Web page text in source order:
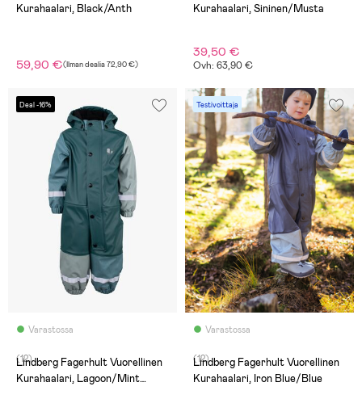
Kurahaalari, Black/Anth
59,90 €(Ilman dealia72,90 €)
Kurahaalari, Sininen/Musta
39,50 €
Ovh: 63,90 €
Deal -16%
Varastossa
(12)
Lindberg Fagerhult Vuorellinen
Kurahaalari, Lagoon/Mint
Testivoittaja
Varastossa
(12)
Lindberg Fagerhult Vuorellinen
Kurahaalari, Iron Blue/Blue